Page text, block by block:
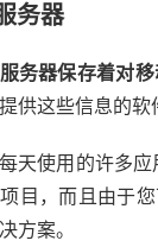
务器
务器保存着对
供这些信息的软
天使用的许多
目，而且由于
方案。